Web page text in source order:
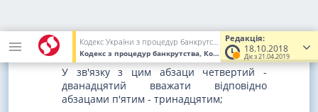
Редакція:
18.10.2018
Діє з 21.04.2019
Кодекс України з процедур банкрутства
Кодекс з процедур банкрутства, Кодекс України від 18.10.2018
виданого раніше такому товариству
документа дозвільного характеру".
У зв'язку з цим абзаци четвертий -
дванадцятий вважати відповідно
абзацами п'ятим - тринадцятим;